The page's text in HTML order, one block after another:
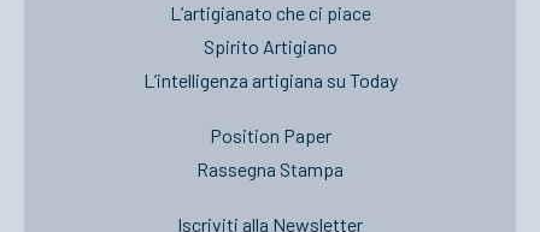
L’artigianato che ci piace
Spirito Artigiano
L’intelligenza artigiana su Today
Position Paper
Rassegna Stampa
Iscriviti alla Newsletter